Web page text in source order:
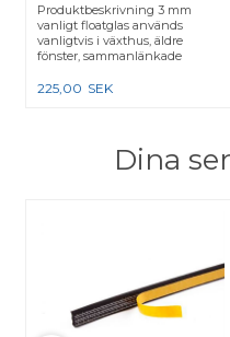
Produktbeskrivning 3 mm
vanligt floatglas används
vanligtvis i växthus, äldre
fönster, sammanlänkade
225,00 SEK
Dina